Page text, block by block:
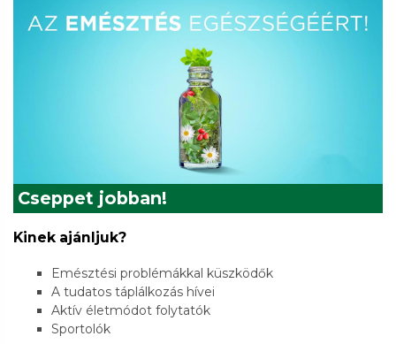
Cseppet jobban!
Kinek ajánljuk?
Emésztési problémákkal küszködők
A tudatos táplálkozás hívei
Aktív életmódot folytatók
Sportolók